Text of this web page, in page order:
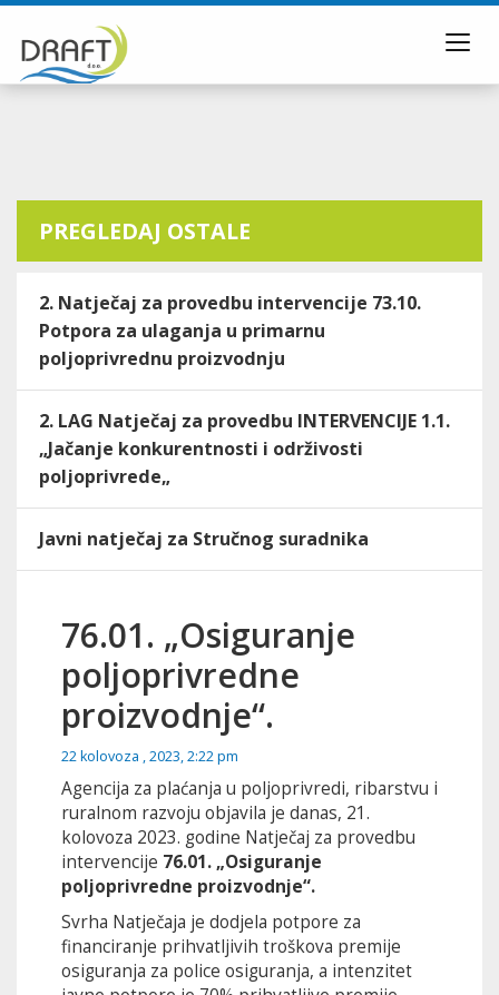
PREGLEDAJ OSTALE
2. Natječaj za provedbu intervencije 73.10.
Potpora za ulaganja u primarnu
poljoprivrednu proizvodnju
2. LAG Natječaj za provedbu INTERVENCIJE 1.1.
„Jačanje konkurentnosti i održivosti
poljoprivrede„
Javni natječaj za Stručnog suradnika
76.01. „Osiguranje
poljoprivredne
proizvodnje“.
22 kolovoza , 2023, 2:22 pm
Agencija za plaćanja u poljoprivredi, ribarstvu i
ruralnom razvoju objavila je danas, 21.
kolovoza 2023. godine Natječaj za provedbu
intervencije 76.01. „Osiguranje
poljoprivredne proizvodnje“.
Svrha Natječaja je dodjela potpore za
financiranje prihvatljivih troškova premije
osiguranja za police osiguranja, a intenzitet